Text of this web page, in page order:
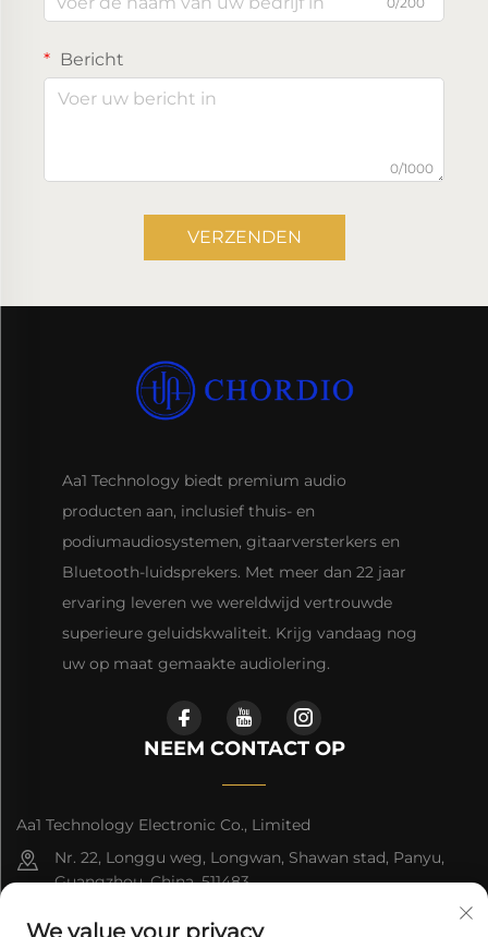
Bericht
0/1000
VERZENDEN
Aa1 Technology biedt premium audio
producten aan, inclusief thuis- en
podiumaudiosystemen, gitaarversterkers en
Bluetooth-luidsprekers. Met meer dan 22 jaar
ervaring leveren we wereldwijd vertrouwde
superieure geluidskwaliteit. Krijg vandaag nog
uw op maat gemaakte audiolering.
NEEM CONTACT OP
Aa1 Technology Electronic Co., Limited
Nr. 22, Longgu weg, Longwan, Shawan stad, Panyu,
Guangzhou, China, 511483
+86-19588875523
We value your privacy